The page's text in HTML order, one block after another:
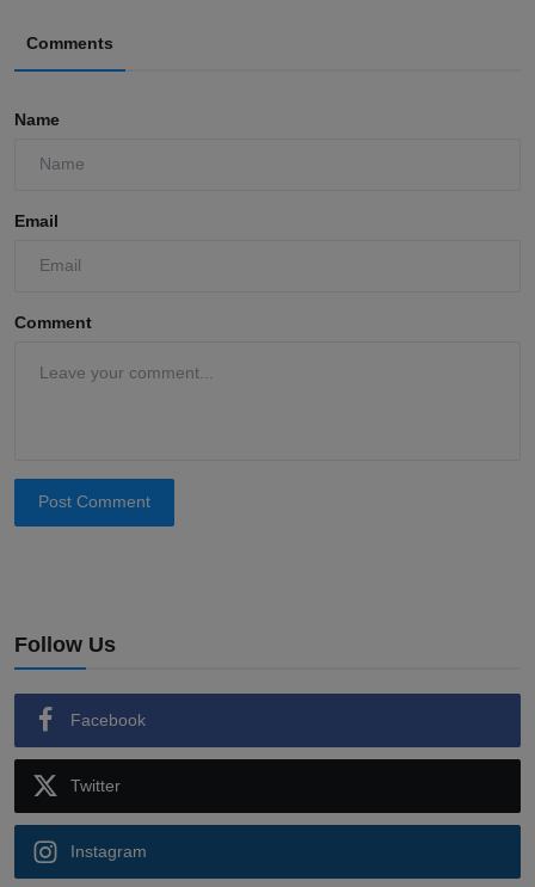
Comments
Name
Email
Comment
Post Comment
Follow Us
Facebook
Twitter
Instagram